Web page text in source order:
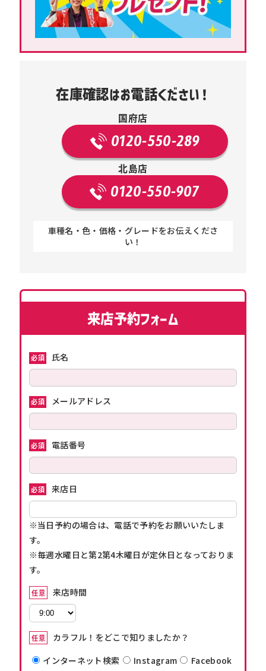
在庫確認はお電話ください！
国府店
0120-550-289
北島店
0120-550-907
車種名・色・価格・グレードをお伝えくださ
い！
来店予約フォーム
必須 氏名
必須 メールアドレス
必須 電話番号
必須 来店日
※当日予約の場合は、電話で予約をお願いいたしま
す。
※毎週水曜日と第2第4木曜日が定休日となっておりま
す。
任意 来店時間
任意
カラフル！をどこで知りましたか？
インターネット検索
Instagram Facebook